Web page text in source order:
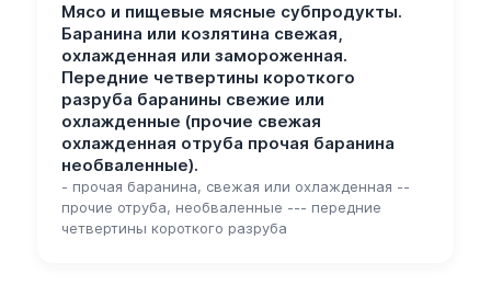
Мясо и пищевые мясные субпродукты.
Баранина или козлятина свежая,
охлажденная или замороженная.
Передние четвертины короткого
разруба баранины свежие или
охлажденные (прочие свежая
охлажденная отруба прочая баранина
необваленные).
- прочая баранина, свежая или охлажденная --
прочие отруба, необваленные --- передние
четвертины короткого разруба